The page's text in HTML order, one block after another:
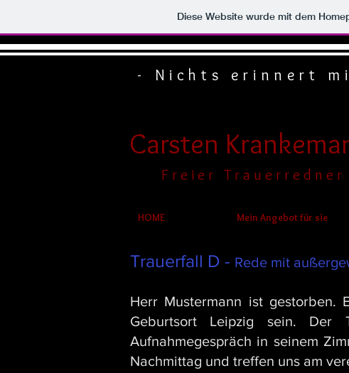
Diese Website wurde mit dem
- Nichts erinnert
Carsten
F r e i e r T r a u e r r e d n e r
HOME Mein Angebot für sie
Trauerfall D - Rede mit
Herr Mustermann ist
Geburtsort Leipzig sein.
Aufnahmegespräch in seinem
Nachmittag und treffen uns am